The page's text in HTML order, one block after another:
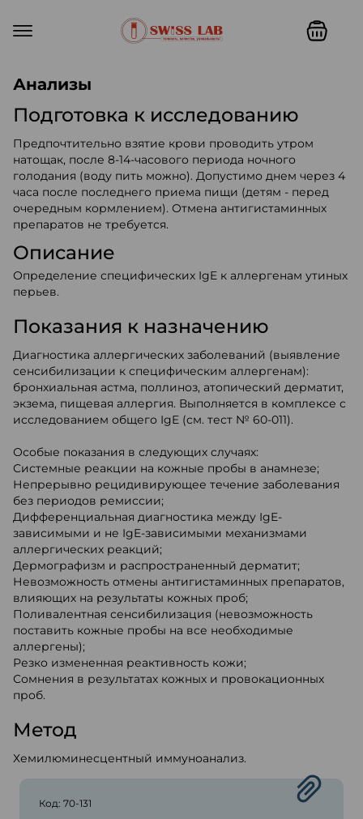
Анализы
Подготовка к исследованию
Предпочтительно взятие крови проводить утром
натощак, после 8-14-часового периода ночного
голодания (воду пить можно). Допустимо днем через 4
часа после последнего приема пищи (детям - перед
очередным кормлением). Отмена антигистаминных
препаратов не требуется.
Описание
Определение специфических IgE к аллергенам утиных
перьев.
Показания к назначению
Диагностика аллергических заболеваний (выявление
сенсибилизации к специфическим аллергенам):
бронхиальная астма, поллиноз, атопический дерматит,
экзема, пищевая аллергия. Выполняется в комплексе с
исследованием общего IgE (см. тест № 60-011).
Особые показания в следующих случаях:
Системные реакции на кожные пробы в анамнезе;
Непрерывно рецидивирующее течение заболевания
без периодов ремиссии;
Дифференциальная диагностика между IgE-
зависимыми и не IgE-зависимыми механизмами
аллергических реакций;
Дермографизм и распространенный дерматит;
Невозможность отмены антигистаминных препаратов,
влияющих на результаты кожных проб;
Поливалентная сенсибилизация (невозможность
поставить кожные пробы на все необходимые
аллергены);
Резко измененная реактивность кожи;
Сомнения в результатах кожных и провокационных
проб.
Метод
Хемилюминесцентный иммуноанализ.
Код: 70-131